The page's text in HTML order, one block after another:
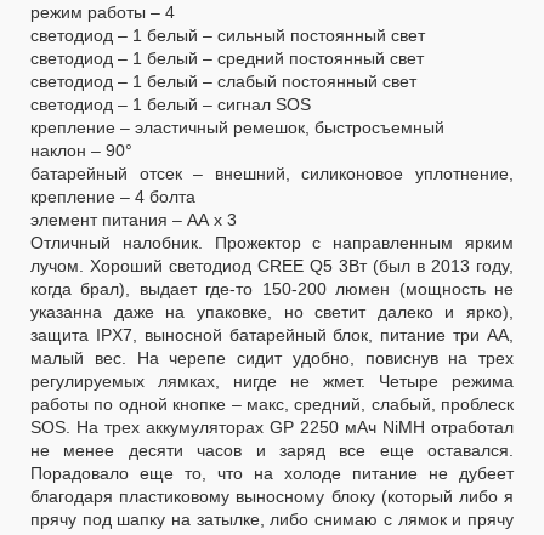
режим работы – 4
светодиод – 1 белый – сильный постоянный свет
светодиод – 1 белый – средний постоянный свет
светодиод – 1 белый – слабый постоянный свет
светодиод – 1 белый – сигнал SOS
крепление – эластичный ремешок, быстросъемный
наклон – 90°
батарейный отсек – внешний, силиконовое уплотнение,
крепление – 4 болта
элемент питания – АА х 3
Отличный налобник. Прожектор с направленным ярким
лучом. Хороший светодиод CREE Q5 3Вт (был в 2013 году,
когда брал), выдает где-то 150-200 люмен (мощность не
указанна даже на упаковке, но светит далеко и ярко),
защита IPX7, выносной батарейный блок, питание три АА,
малый вес. На черепе сидит удобно, повиснув на трех
регулируемых лямках, нигде не жмет. Четыре режима
работы по одной кнопке – макс, средний, слабый, проблеск
SOS. На трех аккумуляторах GP 2250 мAч NiMH отработал
не менее десяти часов и заряд все еще оставался.
Порадовало еще то, что на холоде питание не дубеет
благодаря пластиковому выносному блоку (который либо я
прячу под шапку на затылке, либо снимаю с лямок и прячу